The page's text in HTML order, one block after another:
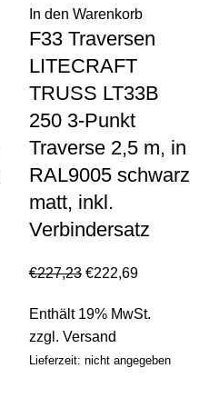
In den Warenkorb
F33 Traversen
LITECRAFT
TRUSS LT33B
250 3-Punkt
Traverse 2,5 m, in
RAL9005 schwarz
matt, inkl.
Verbindersatz
€227,23 €222,69
Enthält 19% MwSt.
zzgl. Versand
Lieferzeit: nicht angegeben